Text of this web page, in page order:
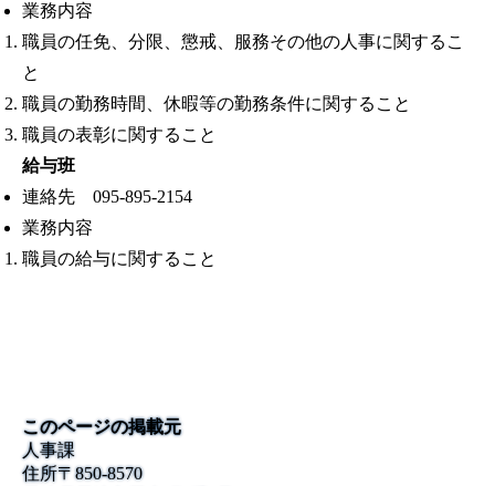
業務内容
職員の任免、分限、懲戒、服務その他の人事に関するこ
と
職員の勤務時間、休暇等の勤務条件に関すること
職員の表彰に関すること
給与班
連絡先 095-895-2154
業務内容
職員の給与に関すること
このページの掲載元
人事課
住所〒850-8570